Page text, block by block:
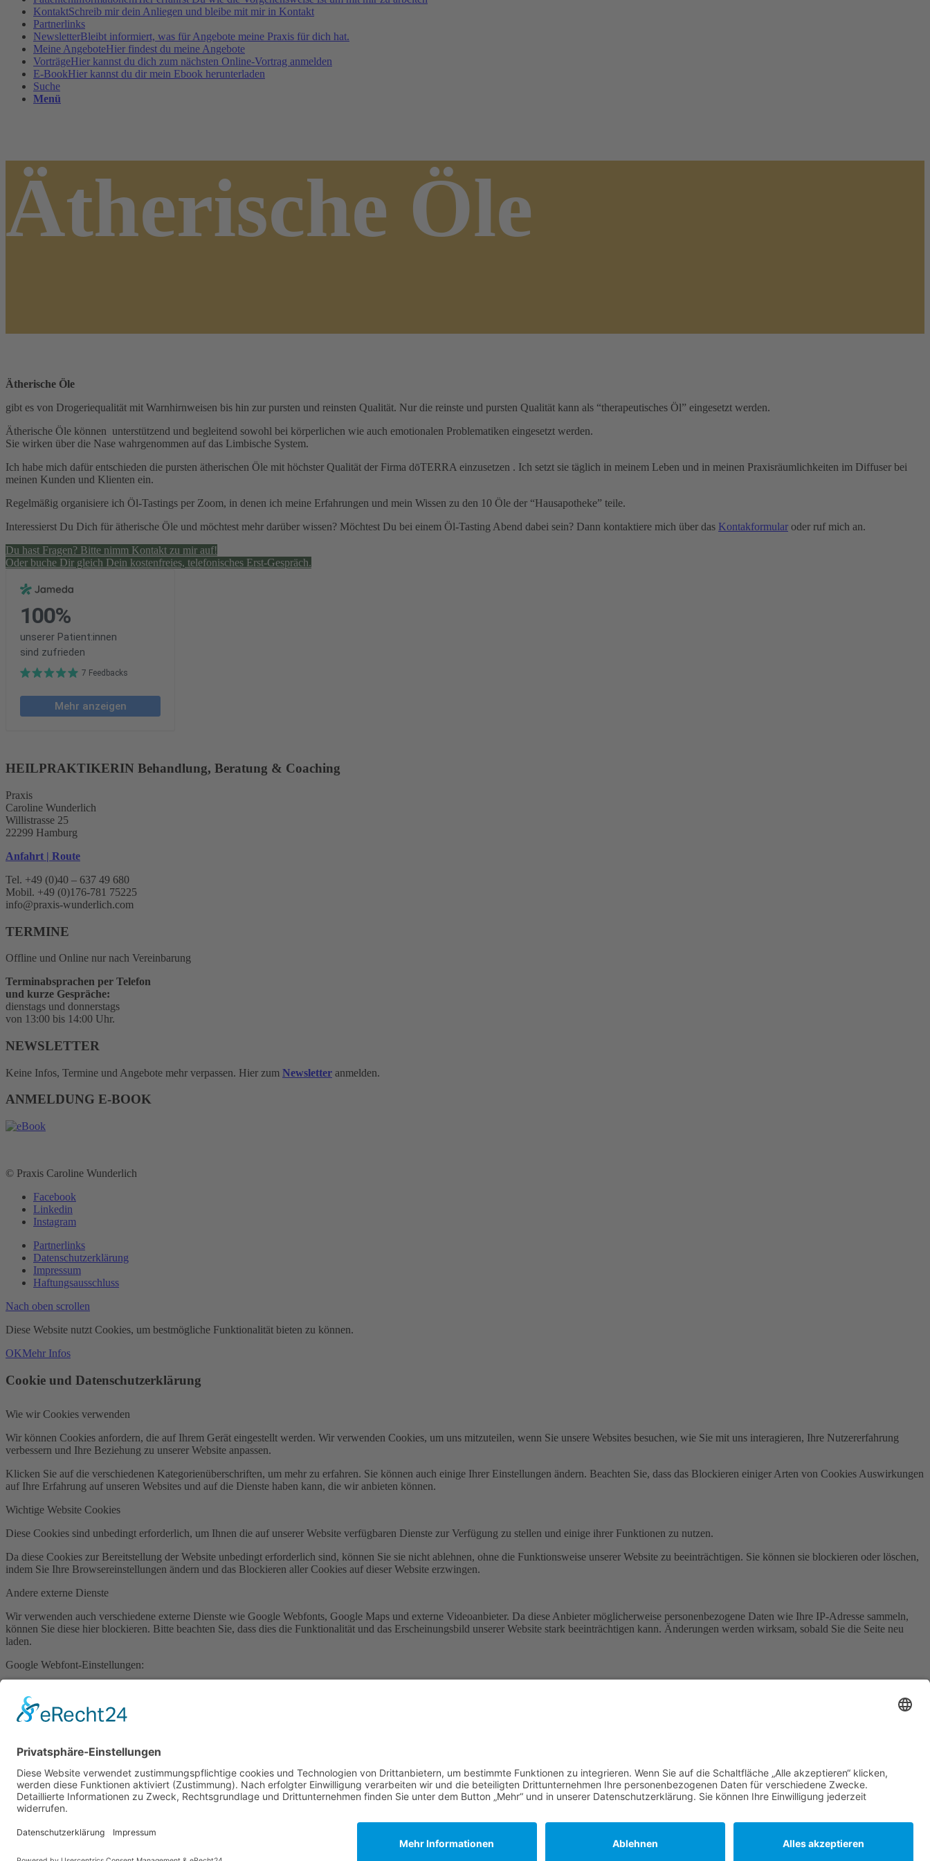
KontaktSchreib mir dein Anliegen und bleibe mit mir in Kontakt
Partnerlinks
NewsletterBleibt informiert, was für Angebote meine Praxis für dich hat.
Meine AngeboteHier findest du meine Angebote
VorträgeHier kannst du dich zum nächsten Online-Vortrag anmelden
E-BookHier kannst du dir mein Ebook herunterladen
Suche
Menü
Ätherische Öle
Ätherische Öle
gibt es von Drogeriequalität mit Warnhirnweisen bis hin zur pursten und reinsten Qualität. Nur die reinste und pursten Qualität kann als “therapeutisches Öl” eingesetzt werden.
Ätherische Öle können unterstützend und begleitend sowohl bei körperlichen wie auch emotionalen Problematiken eingesetzt werden.
Sie wirken über die Nase wahrgenommen auf das Limbische System.
Ich habe mich dafür entschieden die pursten ätherischen Öle mit höchster Qualität der Firma dōTERRA einzusetzen . Ich setzt sie täglich in meinem Leben und in meinen Praxisräumlichkeiten im Diffuser bei
meinen Kunden und Klienten ein.
Regelmäßig organisiere ich Öl-Tastings per Zoom, in denen ich meine Erfahrungen und mein Wissen zu den 10 Öle der “Hausapotheke” teile.
Interessierst Du Dich für ätherische Öle und möchtest mehr darüber wissen? Möchtest Du bei einem Öl-Tasting Abend dabei sein? Dann kontaktiere mich über das Kontakformular oder ruf mich an.
Du hast Fragen? Bitte nimm Kontakt zu mir auf!
Oder buche Dir gleich Dein kostenfreies, telefonisches Erst-Gespräch.
HEILPRAKTIKERIN Behandlung, Beratung & Coaching
Praxis
Caroline Wunderlich
Willistrasse 25
22299 Hamburg
Anfahrt | Route
Tel. +49 (0)40 – 637 49 680
Mobil. +49 (0)176-781 75225
info@praxis-wunderlich.com
TERMINE
Offline und Online nur nach Vereinbarung
Terminabsprachen per Telefon
und kurze Gespräche:
dienstags und donnerstags
von 13:00 bis 14:00 Uhr.
NEWSLETTER
Keine Infos, Termine und Angebote mehr verpassen. Hier zum Newsletter anmelden.
ANMELDUNG E-BOOK
© Praxis Caroline Wunderlich
Facebook
Linkedin
Instagram
Partnerlinks
Datenschutzerklärung
Impressum
Haftungsausschluss
Nach oben scrollen
Diese Website nutzt Cookies, um bestmögliche Funktionalität bieten zu können.
OKMehr Infos
Cookie und Datenschutzerklärung
Wie wir Cookies verwenden
Wir können Cookies anfordern, die auf Ihrem Gerät eingestellt werden. Wir verwenden Cookies, um uns mitzuteilen, wenn Sie unsere Websites besuchen, wie Sie mit uns interagieren, Ihre Nutzererfahrung
verbessern und Ihre Beziehung zu unserer Website anpassen.
Klicken Sie auf die verschiedenen Kategorienüberschriften, um mehr zu erfahren. Sie können auch einige Ihrer Einstellungen ändern. Beachten Sie, dass das Blockieren einiger Arten von Cookies Auswirkungen
auf Ihre Erfahrung auf unseren Websites und auf die Dienste haben kann, die wir anbieten können.
Wichtige Website Cookies
Diese Cookies sind unbedingt erforderlich, um Ihnen die auf unserer Website verfügbaren Dienste zur Verfügung zu stellen und einige ihrer Funktionen zu nutzen.
Da diese Cookies zur Bereitstellung der Website unbedingt erforderlich sind, können Sie sie nicht ablehnen, ohne die Funktionsweise unserer Website zu beeinträchtigen. Sie können sie blockieren oder löschen,
indem Sie Ihre Browsereinstellungen ändern und das Blockieren aller Cookies auf dieser Website erzwingen.
Andere externe Dienste
Wir verwenden auch verschiedene externe Dienste wie Google Webfonts, Google Maps und externe Videoanbieter. Da diese Anbieter möglicherweise personenbezogene Daten wie Ihre IP-Adresse sammeln,
können Sie diese hier blockieren. Bitte beachten Sie, dass dies die Funktionalität und das Erscheinungsbild unserer Website stark beeinträchtigen kann. Änderungen werden wirksam, sobald Sie die Seite neu
laden.
Google Webfont-Einstellungen:
Google Karteneinstellungen:
Vimeo und Youtube Video bettet ein:
Klicken Sie, um Videoeinbettungen zu aktivieren/deaktivieren.
Datenschutz-Bestimmungen
Sie können unsere Cookies und Datenschutzeinstellungen im Detail auf unserer Datenschutzrichtlinie nachlesen.
Datenschutzerklärung